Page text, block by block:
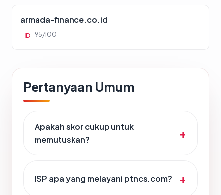
armada-finance.co.id
ID 95/100
Pertanyaan Umum
Apakah skor cukup untuk
memutuskan?
ISP apa yang melayani ptncs.com?